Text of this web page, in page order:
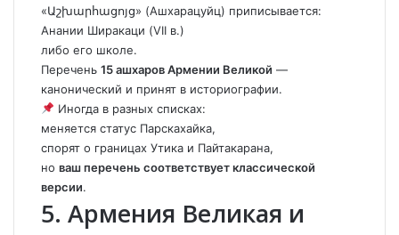
«Աշխարհացոյց» (Ашхарацуйц) приписывается:
Анании Ширакаци (VII в.)
либо его школе.
Перечень 15 ашхаров Армении Великой —
канонический и принят в историографии.
Иногда в разных списках:
меняется статус Парскахайка,
спорят о границах Утика и Пайтакарана,
но ваш перечень соответствует классической
версии.
5. Армения Великая и